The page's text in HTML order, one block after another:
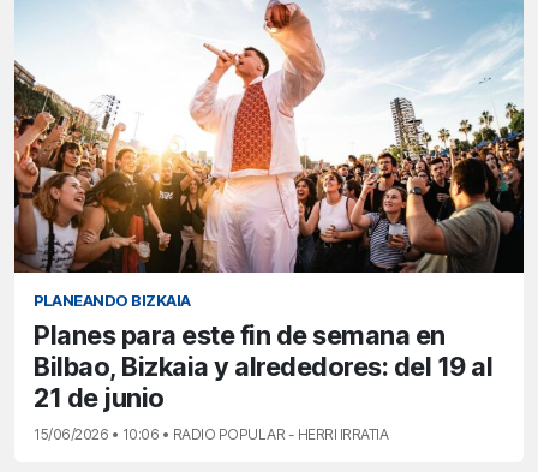
PLANEANDO BIZKAIA
Planes para este fin de semana en
Bilbao, Bizkaia y alrededores: del 19 al
21 de junio
15/06/2026 • 10:06 • RADIO POPULAR - HERRI IRRATIA